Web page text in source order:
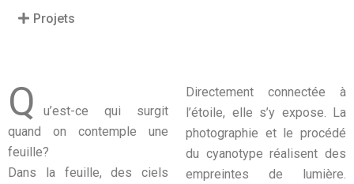
Projets
Q
u’est-ce qui surgit
quand on contemple une
feuille?
Dans la feuille, des ciels
Directement connectée à
l’étoile, elle s’y expose. La
photographie et le procédé
du cyanotype réalisent des
empreintes de lumière.